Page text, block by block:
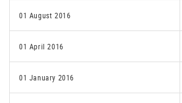
01 August 2016
01 April 2016
01 January 2016